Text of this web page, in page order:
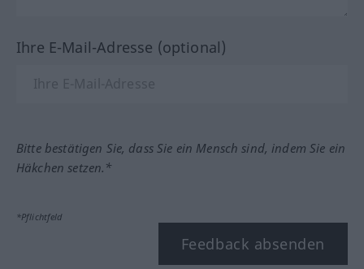
Ihre E-Mail-Adresse (optional)
Bitte bestätigen Sie, dass Sie ein Mensch sind, indem Sie ein
Häkchen setzen.*
*Pflichtfeld
Feedback absenden